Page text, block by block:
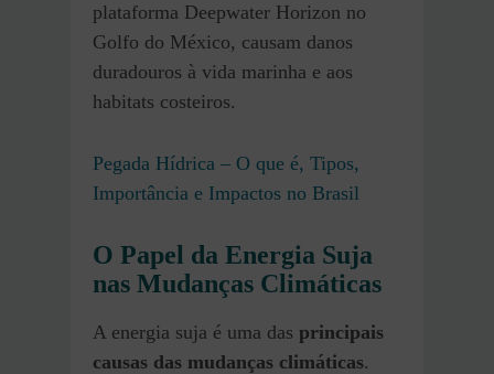
plataforma Deepwater Horizon no
Golfo do México, causam danos
duradouros à vida marinha e aos
habitats costeiros.
Pegada Hídrica – O que é, Tipos,
Importância e Impactos no Brasil
O Papel da Energia Suja
nas Mudanças Climáticas
A energia suja é uma das principais
causas das mudanças climáticas.